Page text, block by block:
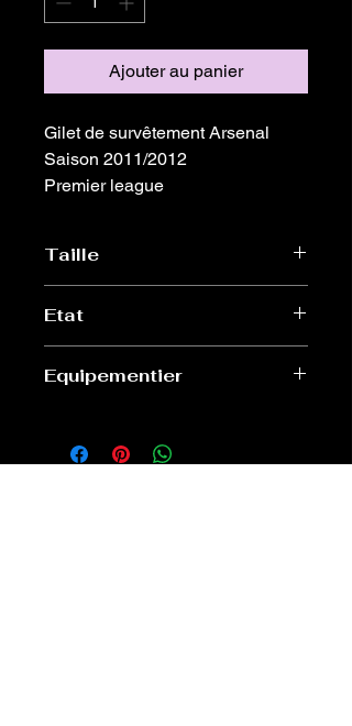
Ajouter au panier
Gilet de survêtement Arsenal
Saison 2011/2012
Premier league
Taille
Etat
Equipementier